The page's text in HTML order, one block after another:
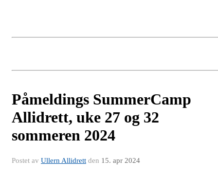
Påmeldings SummerCamp
Allidrett, uke 27 og 32
sommeren 2024
Postet av Ullern Allidrett den 15. apr 2024